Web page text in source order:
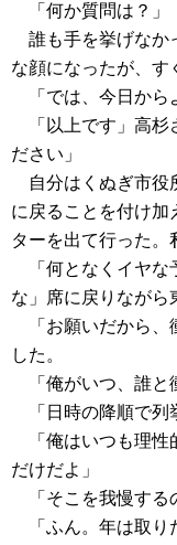
「何か質問は？」
誰も手を挙げなか
な顔になったが、す
「では、今日から
「以上です」高杉
ださい」
自分はくぬぎ市役
に戻ることを付け加
ターを出て行った。
「何となくイヤな
な」席に戻りながら
「お願いだから、
した。
「俺がいつ、誰と
「日時の降順で列
「俺はいつも理性
だけだよ」
「そこを我慢する
「ふん。年は取り